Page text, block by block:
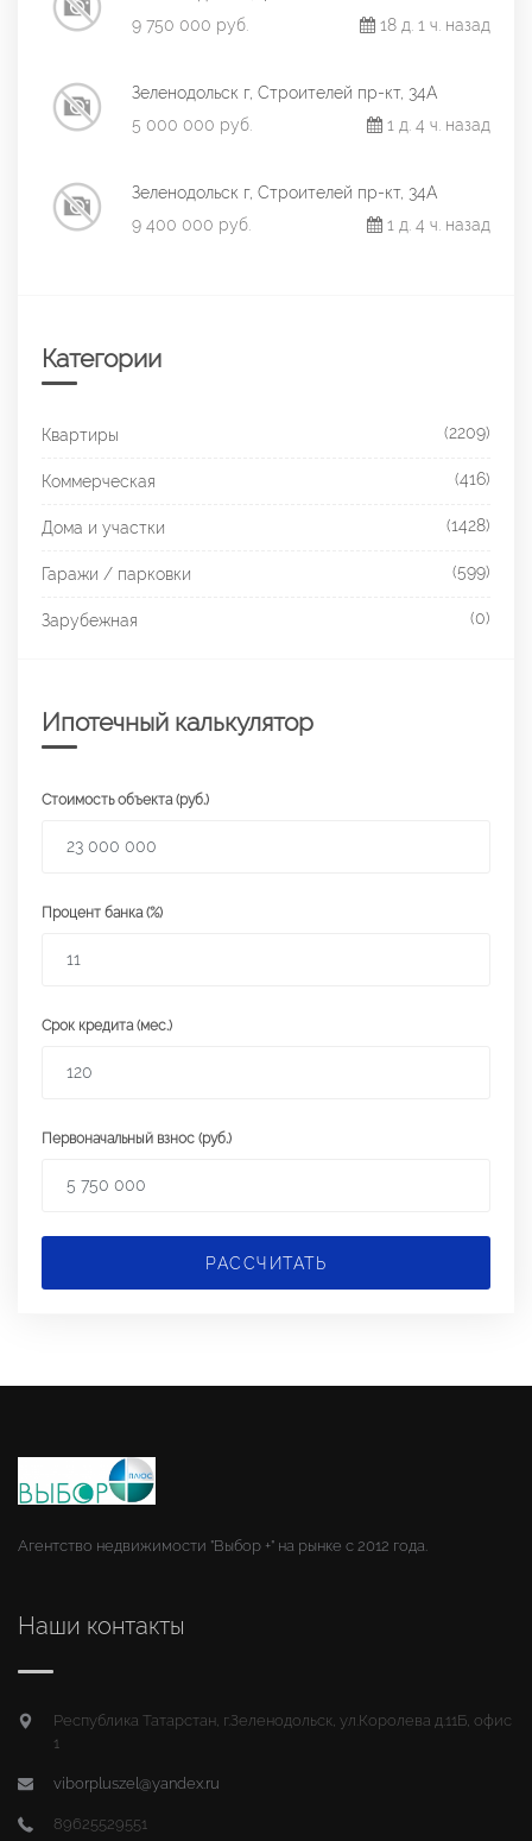
9 750 000 руб.
18 д. 1 ч. назад
Зеленодольск г, Строителей пр-кт, 34А
5 000 000 руб.
1 д. 4 ч. назад
Зеленодольск г, Строителей пр-кт, 34А
9 400 000 руб.
1 д. 4 ч. назад
Категории
Квартиры (2209)
Коммерческая (416)
Дома и участки (1428)
Гаражи / парковки (599)
Зарубежная (0)
Ипотечный калькулятор
Стоимость объекта (руб.)
Процент банка (%)
Срок кредита (мес.)
Первоначальный взнос (руб.)
РАССЧИТАТЬ
Агентство недвижимости "Выбор +" на рынке с 2012 года.
Наши контакты
Республика Татарстан, г.Зеленодольск, ул.Королева д.11Б, офис
1
viborpluszel@yandex.ru
89625529551